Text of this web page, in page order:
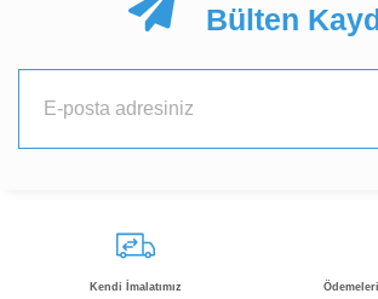
Bülten
Kendi İmalatımız